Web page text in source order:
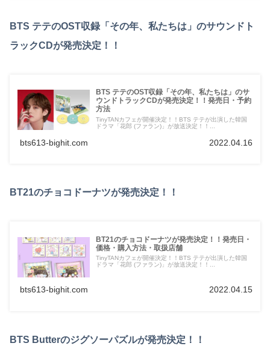
BTS テテのOST収録「その年、私たちは」のサウンドト
ラックCDが発売決定！！
BTS テテのOST収録「その年、私たちは」のサ
ウンドトラックCDが発売決定！！発売日・予約
方法
TinyTANカフェが開催決定！！BTS テテが出演した韓国
ドラマ「花郎 (ファラン)」が放送決定！！...
bts613-bighit.com 2022.04.16
BT21のチョコドーナツが発売決定！！
BT21のチョコドーナツが発売決定！！発売日・
価格・購入方法・取扱店舗
TinyTANカフェが開催決定！！BTS テテが出演した韓国
ドラマ「花郎 (ファラン)」が放送決定！！...
bts613-bighit.com 2022.04.15
BTS Butterのジグソーパズルが発売決定！！